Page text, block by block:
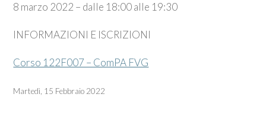
8 marzo 2022 – dalle 18:00 alle 19:30
INFORMAZIONI E ISCRIZIONI
Corso 122F007 – ComPA FVG
Martedì, 15 Febbraio 2022